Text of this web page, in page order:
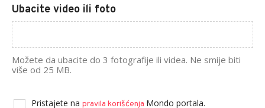
Ubacite video ili foto
Možete da ubacite do 3 fotografije ili videa. Ne smije biti
više od 25 MB.
Pristajete na pravila korišćenja Mondo portala.